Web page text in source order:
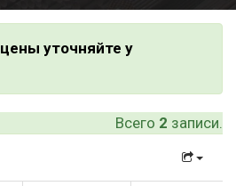
уточняйте у
Всего 2 записи.